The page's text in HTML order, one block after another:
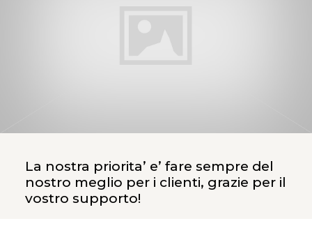
La nostra priorita’ e’ fare sempre del
nostro meglio per i clienti, grazie per il
vostro supporto!